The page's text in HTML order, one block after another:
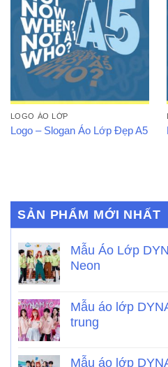
LOGO ÁO LỚP
Logo – Slogan Áo Lớp Đẹp A5
SẢN PHẨM MỚI NHẤT
Mẫu Áo Lớp
Neon
Mẫu áo lớp
trung
Mẫu áo lớp